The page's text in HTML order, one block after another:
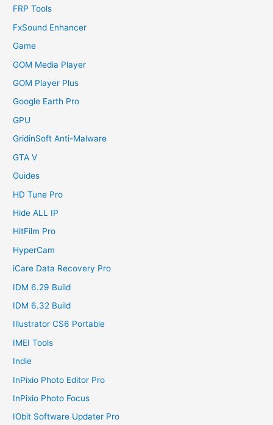
FRP Tools
FxSound Enhancer
Game
GOM Media Player
GOM Player Plus
Google Earth Pro
GPU
GridinSoft Anti-Malware
GTA V
Guides
HD Tune Pro
Hide ALL IP
HitFilm Pro
HyperCam
iCare Data Recovery Pro
IDM 6.29 Build
IDM 6.32 Build
Illustrator CS6 Portable
IMEI Tools
Indie
InPixio Photo Editor Pro
InPixio Photo Focus
IObit Software Updater Pro